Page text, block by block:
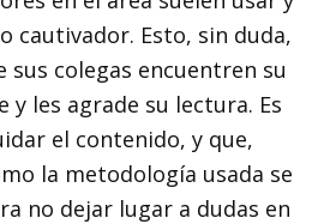
cautivador. Esto, sin duda,
colegas encuentren su
les agrade su lectura. Es
el contenido, y que,
la metodología usada se
no dejar lugar a dudas en